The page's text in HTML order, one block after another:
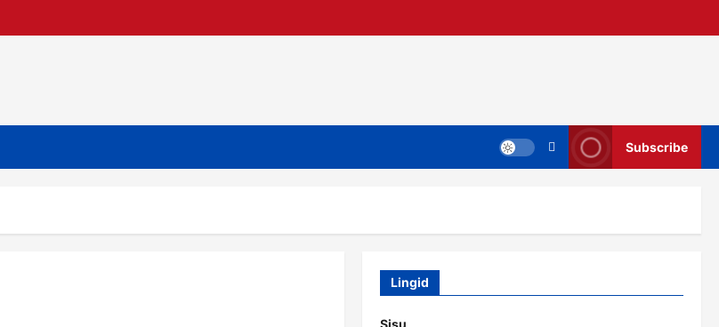
Subscribe
Lingid
Sisu